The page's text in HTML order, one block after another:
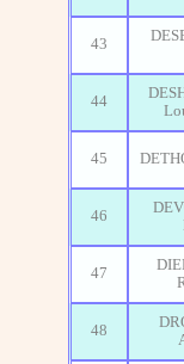
43
44
45
46
47
48